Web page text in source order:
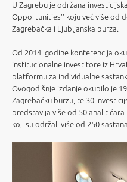
U Zagrebu je održana
Opportunities'' koju već više od
Zagrebačka i Ljubljanska burza.
Od 2014. godine konferencija
institucionalne investitore iz
platformu za individualne
Ovogodišnje izdanje okupilo je
Zagrebačku burzu, te 30
predstavlja više od 50
koji su održali više od 250